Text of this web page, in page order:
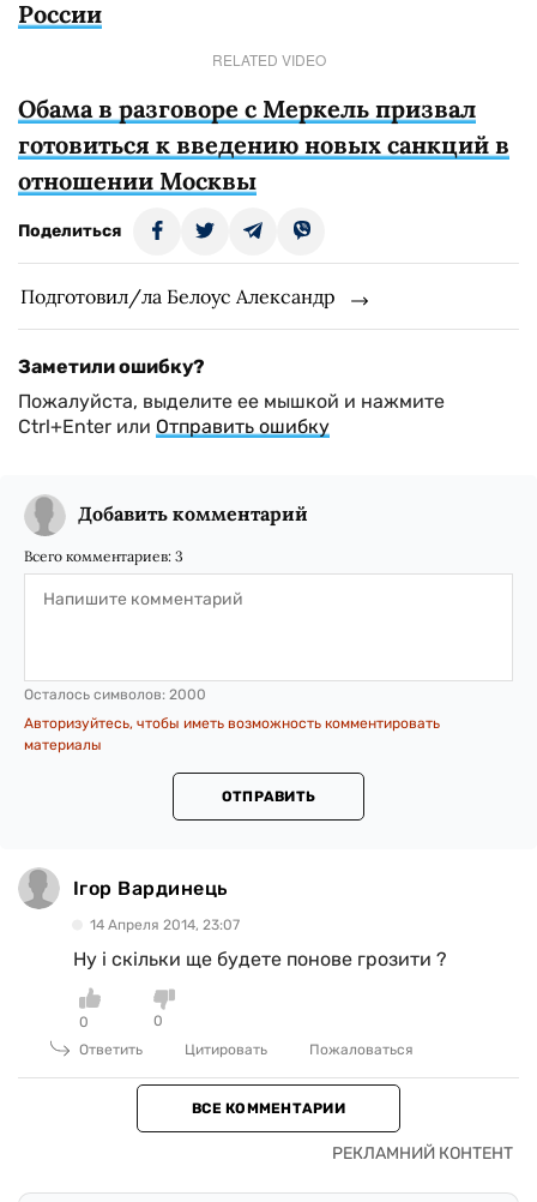
России
RELATED VIDEO
Обама в разговоре с Меркель призвал
готовиться к введению новых санкций в
отношении Москвы
Поделиться
Подготовил/ла Белоус Александр
Заметили ошибку?
Пожалуйста, выделите ее мышкой и нажмите
Ctrl+Enter или Отправить ошибку
Добавить комментарий
Всего комментариев: 3
Осталось символов: 2000
Авторизуйтесь, чтобы иметь возможность комментировать
материалы
ОТПРАВИТЬ
Ігор Вардинець
14 Апреля 2014, 23:07
Ну і скільки ще будете понове грозити ?
0
0
Ответить
Цитировать Пожаловаться
ВСЕ КОММЕНТАРИИ